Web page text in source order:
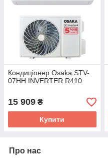
Кондиціонер Osaka STV-
07HH INVERTER R410
15 909 ₴
Купити
Про нас